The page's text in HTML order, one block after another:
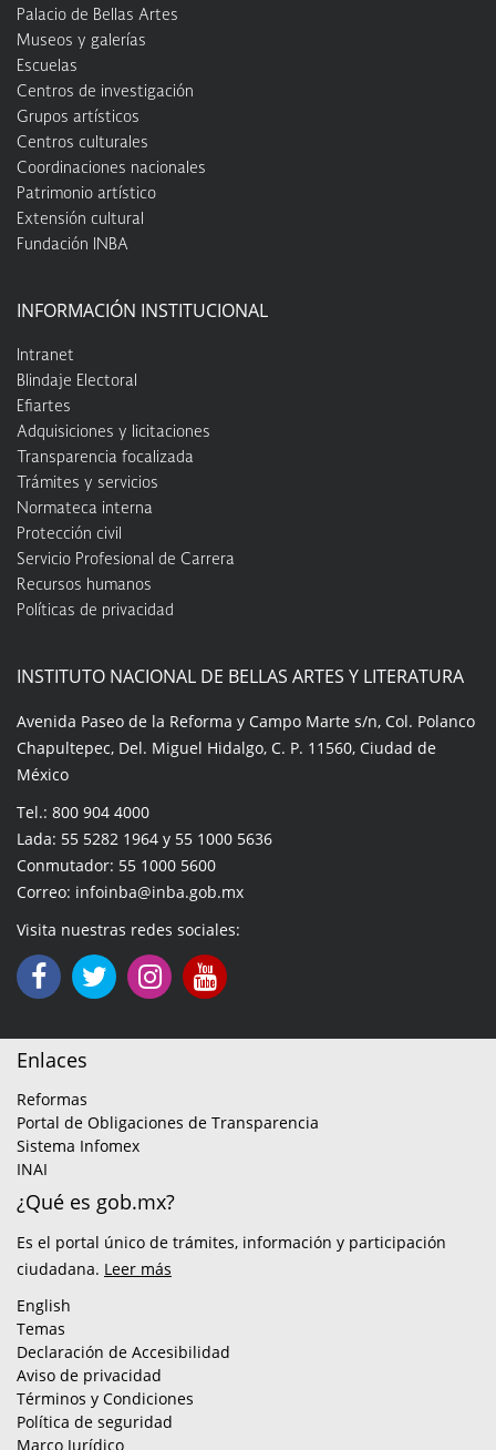
Palacio de Bellas Artes
Museos y galerías
Escuelas
Centros de investigación
Grupos artísticos
Centros culturales
Coordinaciones nacionales
Patrimonio artístico
Extensión cultural
Fundación INBA
INFORMACIÓN INSTITUCIONAL
Intranet
Blindaje Electoral
Efiartes
Adquisiciones y licitaciones
Transparencia focalizada
Trámites y servicios
Normateca interna
Protección civil
Servicio Profesional de Carrera
Recursos humanos
Políticas de privacidad
INSTITUTO NACIONAL DE BELLAS ARTES Y LITERATURA
Avenida Paseo de la Reforma y Campo Marte s/n, Col. Polanco
Chapultepec, Del. Miguel Hidalgo, C. P. 11560, Ciudad de
México
Tel.: 800 904 4000
Lada: 55 5282 1964 y 55 1000 5636
Conmutador: 55 1000 5600
Correo: infoinba@inba.gob.mx
Visita nuestras redes sociales:
Enlaces
Reformas
Portal de Obligaciones de Transparencia
Sistema Infomex
INAI
¿Qué es gob.mx?
Es el portal único de trámites, información y participación
ciudadana. Leer más
English
Temas
Declaración de Accesibilidad
Aviso de privacidad
Términos y Condiciones
Política de seguridad
Marco Jurídico